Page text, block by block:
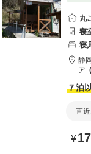
丸
寝
寝
静
ア
７泊
直
¥